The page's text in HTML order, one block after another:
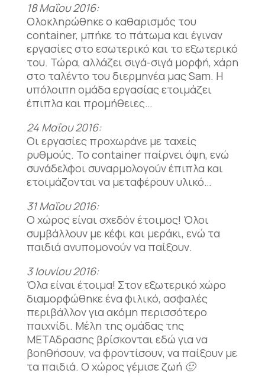
18 Μαΐου 2016:
Ολοκληρώθηκε ο καθαρισμός του
container, μπήκε το πάτωμα και έγιναν
εργασίες στο εσωτερικό και το εξωτερικό
του. Τώρα, αλλάζει σιγά-σιγά μορφή, χάρη
στο ταλέντο του διερμηνέα μας Sam. Η
υπόλοιπη ομάδα εργασίας ετοιμάζει
έπιπλα και προμήθειες…
24 Μαΐου 2016:
Οι εργασίες προχωράνε με ταχείς
ρυθμούς. Το container παίρνει όψη, ενώ
συνάδελφοι συναρμολογούν έπιπλα και
ετοιμάζονται να μεταφέρουν υλικό…
31 Μαΐου 2016:
Ο χώρος είναι σχεδόν έτοιμος! Όλοι
συμβάλλουν με κέφι και μεράκι, ενώ τα
παιδιά ανυπομονούν να παίξουν.
3 Ιουνίου 2016:
Όλα είναι έτοιμα! Στον εξωτερικό χώρο
διαμορφώθηκε ένα φιλικό, ασφαλές
περιβάλλον για ακόμη περισσότερο
παιχνίδι. Μέλη της ομάδας της
ΜΕΤΑδρασης βρίσκονται εδώ για να
βοηθήσουν, να φροντίσουν, να παίξουν με
τα παιδιά. Ο χώρος γέμισε ζωή 🙂